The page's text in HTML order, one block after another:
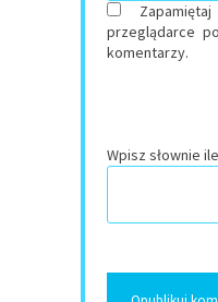
przeglądarce
komentarzy.
Wpisz słownie